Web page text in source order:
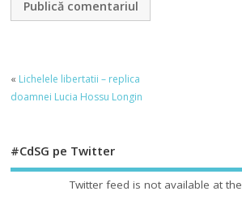
« Lichelele libertatii – replica
doamnei Lucia Hossu Longin
#CdSG pe Twitter
Twitter feed is not available at